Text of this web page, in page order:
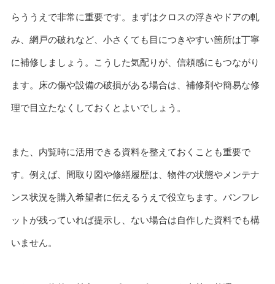
らううえで非常に重要です。まずはクロスの浮きやドアの軋
み、網戸の破れなど、小さくても目につきやすい箇所は丁寧
に補修しましょう。こうした気配りが、信頼感にもつながり
ます。床の傷や設備の破損がある場合は、補修剤や簡易な修
理で目立たなくしておくとよいでしょう。
また、内覧時に活用できる資料を整えておくことも重要で
す。例えば、間取り図や修繕履歴は、物件の状態やメンテナ
ンス状況を購入希望者に伝えるうえで役立ちます。パンフレ
ットが残っていれば提示し、ない場合は自作した資料でも構
いません。